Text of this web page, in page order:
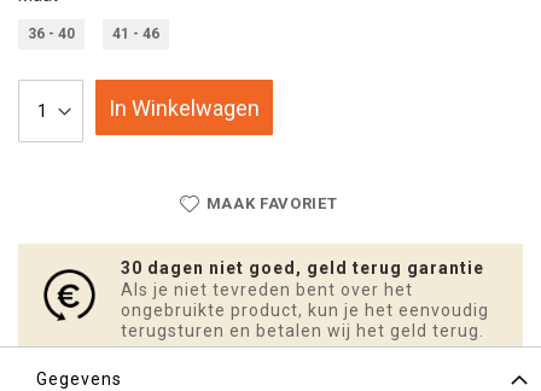
36 - 40 41 - 46
In Winkelwagen
MAAK FAVORIET
30 dagen niet goed, geld terug garantie
Als je niet tevreden bent over het
ongebruikte product, kun je het eenvoudig
terugsturen en betalen wij het geld terug.
Gegevens